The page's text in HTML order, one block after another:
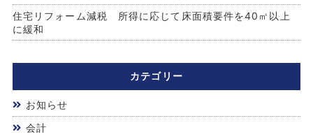
住宅リフォーム減税 所得に応じて床面積要件を40㎡以上
に緩和
カテゴリー
お知らせ
会計